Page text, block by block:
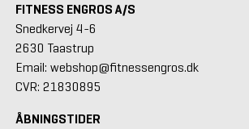
FITNESS ENGROS A/S
Snedkervej 4-6
2630 Taastrup
Email: webshop@fitnessengros.dk
CVR: 21830895
ÅBNINGSTIDER